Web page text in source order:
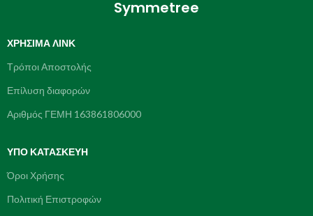
Symmetree
ΧΡΉΣΙΜΑ ΛΙΝΚ
Τρόποι Αποστολής
Επίλυση διαφορών
Αριθμός ΓΕΜΗ 163861806000
ΥΠΌ ΚΑΤΑΣΚΕΥΗ
Όροι Χρήσης
Πολιτική Επιστροφών